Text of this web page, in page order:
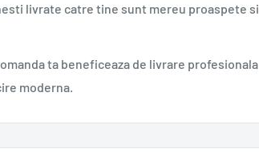
livrate catre tine sunt mereu proaspete si
ta beneficeaza de livrare profesionala
moderna.